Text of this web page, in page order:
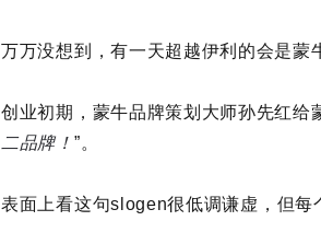
万万没想到，有一天超越伊利的会是蒙
创业初期，蒙牛品牌策划大师孙先红给
二品牌！ ”。
表面上看这句slogen很低调谦虚，但每